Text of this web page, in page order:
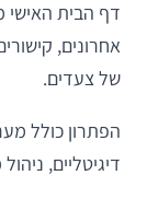
דף הבית האישי
אחרונים,
של צעדים.
הפתרון כולל
דיגיטליים,